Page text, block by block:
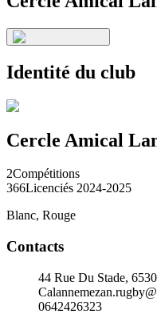
Identité du club
Cercle Amical
2Compétitions
366Licenciés 2024-2025
Blanc, Rouge
Contacts
44 Rue Du Stade,
0642426323